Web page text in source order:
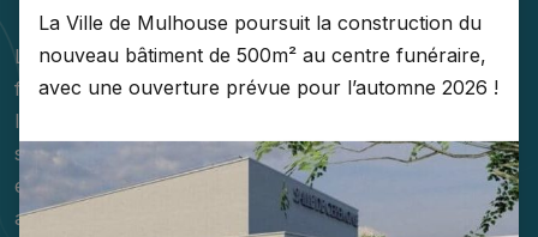
La Ville de Mulhouse poursuit la construction du
nouveau bâtiment de 500m² au centre funéraire,
avec une ouverture prévue pour l’automne 2026 !
Le Centre funéraire de Mulhouse accompagne les
familles avec compassion et professionnalisme dans
l'organisation des obsèques de leur proche. Nous
sommes à votre disposition pour vous aider dans cette
épreuve difficile. Nous disposons d'espaces calmes et
adaptés pour vous recueillir et rendre un dernier